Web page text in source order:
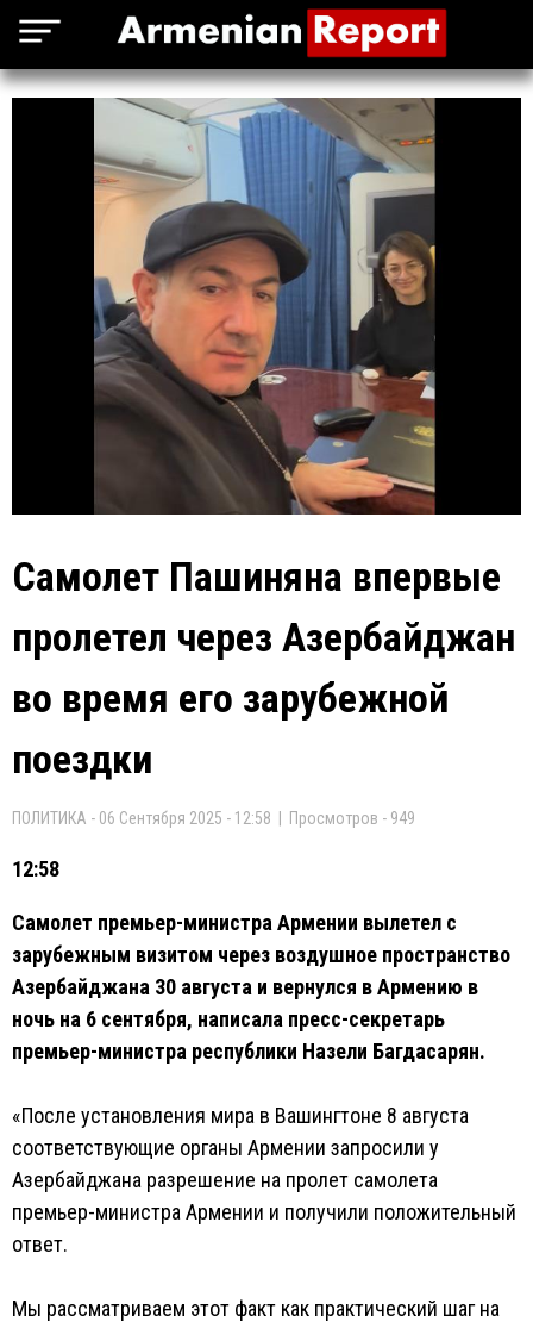
Самолет Пашиняна впервые
пролетел через Азербайджан
во время его зарубежной
поездки
ПОЛИТИКА - 06 Сентября 2025 - 12:58 | Просмотров - 949
12:58
Самолет премьер-министра Армении вылетел с
зарубежным визитом через воздушное пространство
Азербайджана 30 августа и вернулся в Армению в
ночь на 6 сентября, написала пресс-секретарь
премьер-министра республики Назели Багдасарян.
«После установления мира в Вашингтоне 8 августа
соответствующие органы Армении запросили у
Азербайджана разрешение на пролет самолета
премьер-министра Армении и получили положительный
ответ.
Мы рассматриваем этот факт как практический шаг на